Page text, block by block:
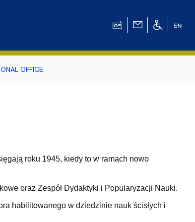
OFFICE
roku 1945, kiedy to w ramach nowo
oraz Zespół Dydaktyki i Popularyzacji Nauki.
habilitowanego w dziedzinie nauk ścisłych i